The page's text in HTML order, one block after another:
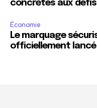
concrètes aux
Économie
Le marquage
officiellement lancé